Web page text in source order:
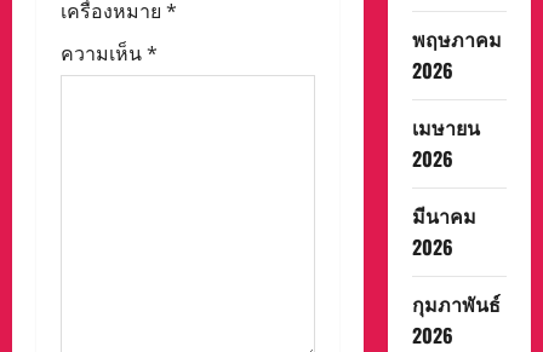
เครื่องหมาย *
ความเห็น*
พฤษภาคม
2026
เมษายน
2026
มีนาคม
2026
กุมภาพันธ์
2026